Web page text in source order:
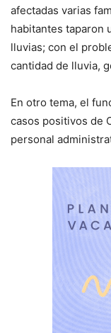
afectadas varias
habitantes taparon
lluvias; con el
cantidad de lluvia,
En otro tema, el
casos positivos de
personal